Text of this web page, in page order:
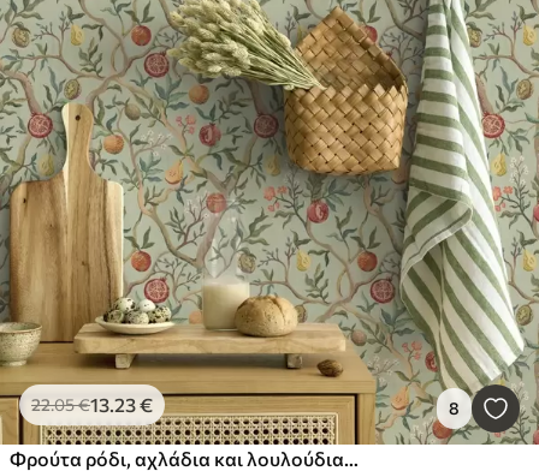
22.05€13.23€ 8
Φρούτα ρόδι, αχλάδια και λουλούδια σε ανοιχτό πράσινο φόντο